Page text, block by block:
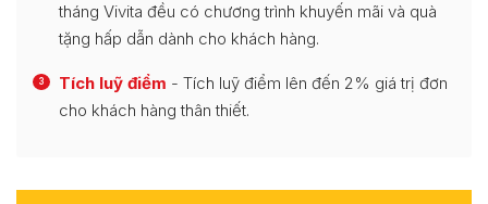
tháng Vivita đều có chương trình khuyến mãi và quà
tặng hấp dẫn dành cho khách hàng.
3 Tích luỹ điểm - Tích luỹ điểm lên đến 2% giá trị đơn
cho khách hàng thân thiết.